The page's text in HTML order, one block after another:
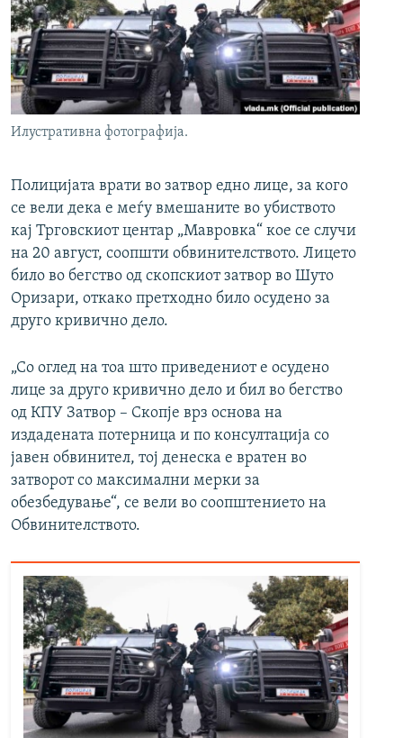
РСЕ веб страници
Илустративна фотографија.
Полицијата врати во затвор едно лице, за кого
се вели дека е меѓу вмешаните во убиството
кај Трговскиот центар „Мавровка“ кое се случи
на 20 август, соопшти обвинителството. Лицето
било во бегство од скопскиот затвор во Шуто
Оризари, откако претходно било осудено за
друго кривично дело.
„Со оглед на тоа што приведениот е осудено
лице за друго кривично дело и бил во бегство
од КПУ Затвор – Скопје врз основа на
издадената потерница и по консултација со
јавен обвинител, тој денеска е вратен во
затворот со максимални мерки за
обезбедување“, се вели во соопштението на
Обвинителството.